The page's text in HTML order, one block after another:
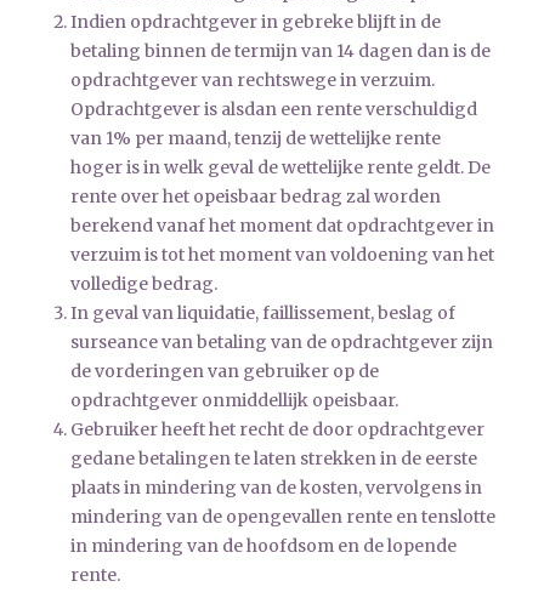
Indien opdrachtgever in gebreke blijft in de
betaling binnen de termijn van 14 dagen dan is de
opdrachtgever van rechtswege in verzuim.
Opdrachtgever is alsdan een rente verschuldigd
van 1% per maand, tenzij de wettelijke rente
hoger is in welk geval de wettelijke rente geldt. De
rente over het opeisbaar bedrag zal worden
berekend vanaf het moment dat opdrachtgever in
verzuim is tot het moment van voldoening van het
volledige bedrag.
In geval van liquidatie, faillissement, beslag of
surseance van betaling van de opdrachtgever zijn
de vorderingen van gebruiker op de
opdrachtgever onmiddellijk opeisbaar.
Gebruiker heeft het recht de door opdrachtgever
gedane betalingen te laten strekken in de eerste
plaats in mindering van de kosten, vervolgens in
mindering van de opengevallen rente en tenslotte
in mindering van de hoofdsom en de lopende
rente.